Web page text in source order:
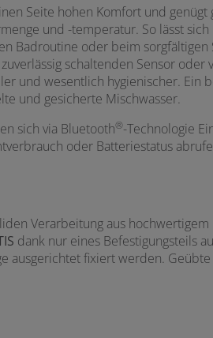
Seite hohen Komfort und
und -temperatur. So lässt
Badroutine oder beim
schaltenden Sensor
und wesentlich hygienischer. Ein
und gesicherte Mischwasser.
sich via Bluetooth®-Technologie
oder Batteriestatus
Verarbeitung aus
dank nur eines Befestigungsteils
ausgerichtet fixiert werden.